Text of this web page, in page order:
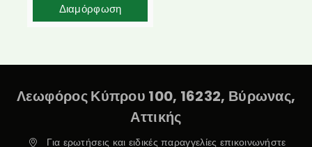
Διαμόρφωση
Λεωφόρος Κύπρου 100, 16232, Βύρωνας,
Αττικής
Για ερωτήσεις και ειδικές παραγγελίες επικοινωνήστε